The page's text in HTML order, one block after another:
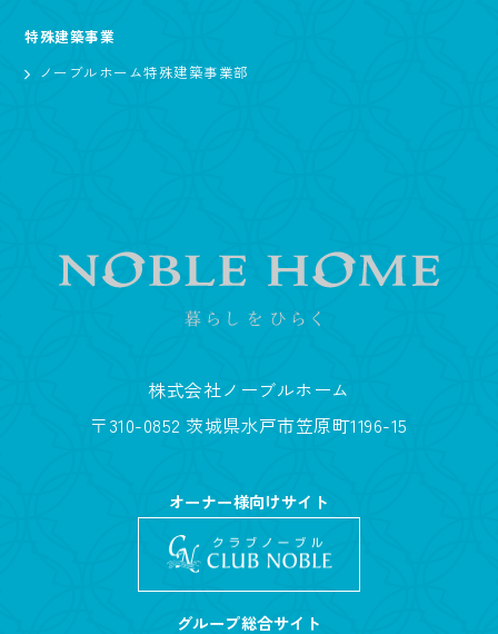
特殊建築事業
ノーブルホーム特殊建築事業部
株式会社ノーブルホーム
〒310-0852 茨城県水戸市笠原町1196-15
オーナー様向けサイト
グループ総合サイト